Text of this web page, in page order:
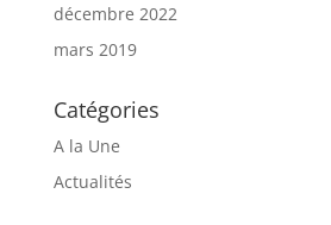
décembre 2022
mars 2019
Catégories
A la Une
Actualités